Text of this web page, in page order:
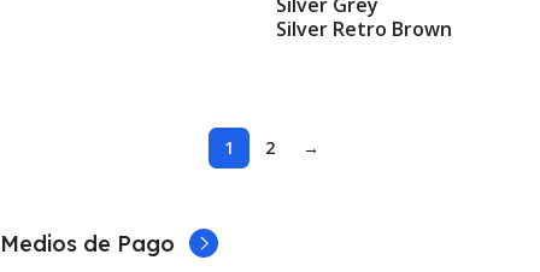
Silver Retro Brown
1 2 →
Medios de Pago